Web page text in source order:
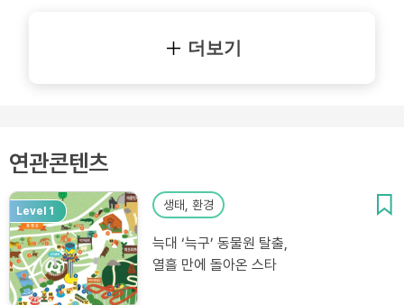
더보기
연관콘텐츠
Level 1 생태, 환경
늑대 ‘늑구’ 동물원 탈출,
열흘 만에 돌아온 스타